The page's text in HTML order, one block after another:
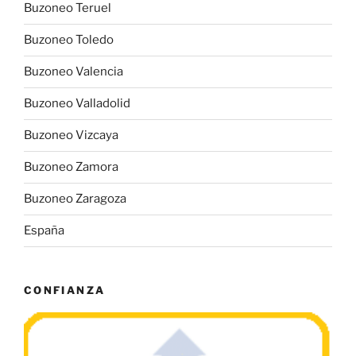
Buzoneo Teruel
Buzoneo Toledo
Buzoneo Valencia
Buzoneo Valladolid
Buzoneo Vizcaya
Buzoneo Zamora
Buzoneo Zaragoza
España
CONFIANZA